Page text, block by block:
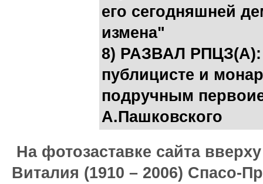
его сегодняшней
измена"
8) РАЗВАЛ
публицисте и
подручным
А.Пашковского
На фотозаставке сайта
Виталия (1910 – 2006) Спасо-